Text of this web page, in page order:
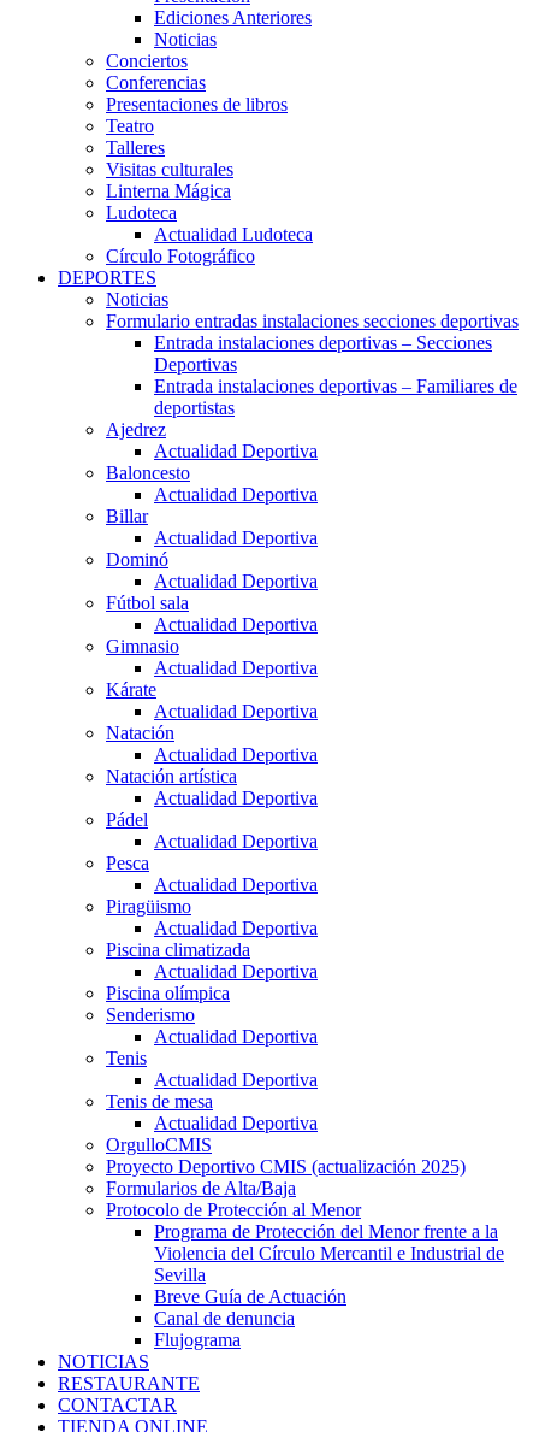
Ediciones Anteriores
Noticias
Conciertos
Conferencias
Presentaciones de libros
Teatro
Talleres
Visitas culturales
Linterna Mágica
Ludoteca
Actualidad Ludoteca
Círculo Fotográfico
DEPORTES
Noticias
Formulario entradas instalaciones secciones deportivas
Entrada instalaciones deportivas – Secciones
Deportivas
Entrada instalaciones deportivas – Familiares de
deportistas
Ajedrez
Actualidad Deportiva
Baloncesto
Actualidad Deportiva
Billar
Actualidad Deportiva
Dominó
Actualidad Deportiva
Fútbol sala
Actualidad Deportiva
Gimnasio
Actualidad Deportiva
Kárate
Actualidad Deportiva
Natación
Actualidad Deportiva
Natación artística
Actualidad Deportiva
Pádel
Actualidad Deportiva
Pesca
Actualidad Deportiva
Piragüismo
Actualidad Deportiva
Piscina climatizada
Actualidad Deportiva
Piscina olímpica
Senderismo
Actualidad Deportiva
Tenis
Actualidad Deportiva
Tenis de mesa
Actualidad Deportiva
OrgulloCMIS
Proyecto Deportivo CMIS (actualización 2025)
Formularios de Alta/Baja
Protocolo de Protección al Menor
Programa de Protección del Menor frente a la
Violencia del Círculo Mercantil e Industrial de
Sevilla
Breve Guía de Actuación
Canal de denuncia
Flujograma
NOTICIAS
RESTAURANTE
CONTACTAR
TIENDA ONLINE